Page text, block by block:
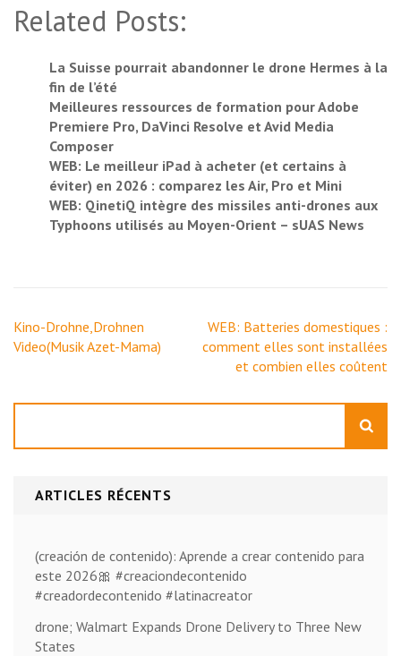
Related Posts:
La Suisse pourrait abandonner le drone Hermes à la
fin de l’été
Meilleures ressources de formation pour Adobe
Premiere Pro, DaVinci Resolve et Avid Media
Composer
WEB: Le meilleur iPad à acheter (et certains à
éviter) en 2026 : comparez les Air, Pro et Mini
WEB: QinetiQ intègre des missiles anti-drones aux
Typhoons utilisés au Moyen-Orient – ​​sUAS News
Navigation
de
l’article
Kino-Drohne,Drohnen
Video(Musik Azet-Mama)
WEB: Batteries domestiques :
comment elles sont installées
et combien elles coûtent
ARTICLES RÉCENTS
(creación de contenido): Aprende a crear contenido para
este 2026🎀 #creaciondecontenido
#creadordecontenido #latinacreator
drone; Walmart Expands Drone Delivery to Three New
States